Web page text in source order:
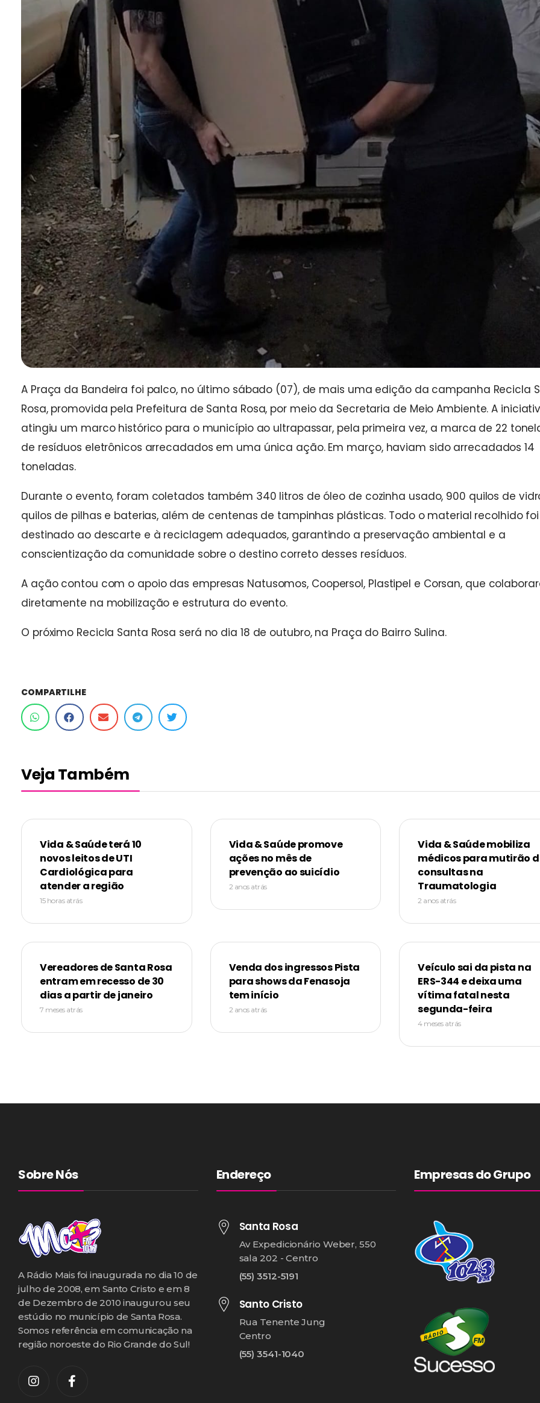
A Praça da Bandeira foi palco, no último sábado (07), de mais uma edição da campanha Recicla
Rosa, promovida pela Prefeitura de Santa Rosa, por meio da Secretaria de Meio Ambiente. A
atingiu um marco histórico para o município ao ultrapassar, pela primeira vez, a marca de 22
de resíduos eletrônicos arrecadados em uma única ação. Em março, haviam sido arrecadados 14
toneladas.
Durante o evento, foram coletados também 340 litros de óleo de cozinha usado, 900 quilos de
quilos de pilhas e baterias, além de centenas de tampinhas plásticas. Todo o material recolhido foi
destinado ao descarte e à reciclagem adequados, garantindo a preservação ambiental e a
conscientização da comunidade sobre o destino correto desses resíduos.
A ação contou com o apoio das empresas Natusomos, Coopersol, Plastipel e Corsan, que
diretamente na mobilização e estrutura do evento.
O próximo Recicla Santa Rosa será no dia 18 de outubro, na Praça do Bairro Sulina.
COMPARTILHE
Veja Também
Vida & Saúde terá 10
novos leitos de UTI
Cardiológica para
atender a região
15 horas atrás
Vida & Saúde promove
ações no mês de
prevenção ao suicídio
2 anos atrás
Vida & Saúde mobiliza
médicos para mutirão
consultas na
Traumatologia
2 anos atrás
Vereadores de Santa Rosa
entram em recesso de 30
dias a partir de janeiro
7 meses atrás
Venda dos ingressos Pista
para shows da Fenasoja
tem início
2 anos atrás
Veículo sai da pista na
ERS-344 e deixa uma
vítima fatal nesta
segunda-feira
4 meses atrás
Sobre Nós
A Rádio Mais foi inaugurada no dia 10 de
julho de 2008, em Santo Cristo e em 8
de Dezembro de 2010 inaugurou seu
estúdio no município de Santa Rosa.
Somos referência em comunicação na
região noroeste do Rio Grande do Sul!
Endereço
Santa Rosa
Av Expedicionário Weber, 550
sala 202 - Centro
(55) 3512-5191
Santo Cristo
Rua Tenente Jung
Centro
(55) 3541-1040
Empresas do Grupo